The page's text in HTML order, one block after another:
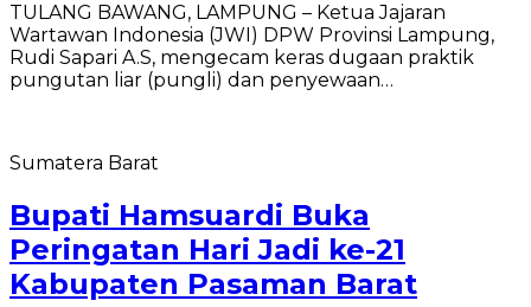
TULANG BAWANG, LAMPUNG – Ketua Jajaran
Wartawan Indonesia (JWI) DPW Provinsi Lampung,
Rudi Sapari A.S, mengecam keras dugaan praktik
pungutan liar (pungli) dan penyewaan…
Sumatera Barat
Bupati Hamsuardi Buka
Peringatan Hari Jadi ke-21
Kabupaten Pasaman Barat